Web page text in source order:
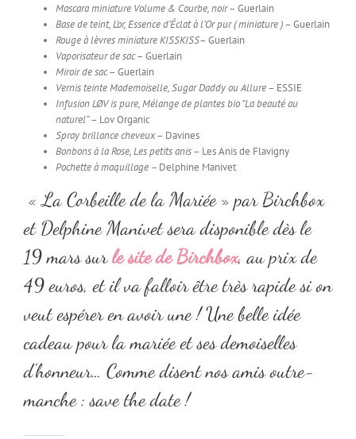
Mascara miniature Volume & Courbe, noir– Guerlain
Base de teint, L’or, Essence d’Éclat à l’Or pur ( miniature )– Guerlain
Rouge à lèvres miniature KISSKISS– Guerlain
Vaporisateur de sac– Guerlain
Miroir de sac– Guerlain
Vernis teinte Mademoiselle, Sugar Daddy ou Allure– ESSIE
Infusion LØV is pure, Mélange de plantes bio “La beauté au
naturel”– Lov Organic
Spray brillance cheveux– Davines
Bonbons à la Rose, Les petits anis– Les Anis de Flavigny
Pochette à maquillage – Delphine Manivet
« La Corbeille de la Mariée » par Birchbox
et Delphine Manivet sera disponible dès le
19 mars surle site de Birchbox, au prix de
49 euros, et il va falloir être très rapide si on
veut espérer en avoir une ! Une belle idée
cadeau pour la mariée et ses demoiselles
d’honneur… Comme disent nos amis outre-
manche : save the date !